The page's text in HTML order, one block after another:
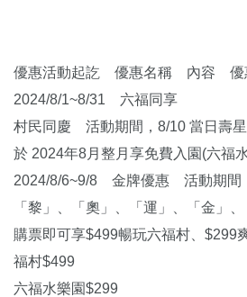
優惠活動起訖 優惠名稱 內容 優
2024/8/1~8/31 六福同享
村民同慶 活動期間，8/10 當日壽
於 2024年8月整月享免費入園(六
2024/8/6~9/8 金牌優惠 活動期間
「黎」、「奧」、「運」、「金」
購票即可享$499暢玩六福村、
福村$499
六福水樂園$299